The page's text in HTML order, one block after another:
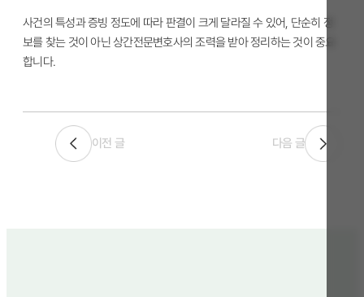
사건의 특성과 증빙 정도에 따라 판결이 크게 달라질 수 있어, 단순히 정
보를 찾는 것이 아닌 상간전문변호사의 조력을 받아 정리하는 것이 중요
합니다.
이전 글 다음 글